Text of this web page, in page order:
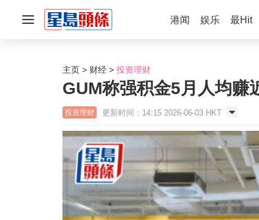
港闻 娱乐 最Hit
主页 财经 投资理财
GUM称强积金5月人均赚
投资理财 更新时间：14:15 2026-06-03 HKT